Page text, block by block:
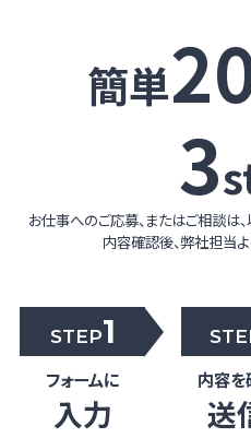
簡単
3
お仕事へのご応募、またはご相談は
内容確認後、弊社担当
STEP1
フォームに
入力
内容を
送